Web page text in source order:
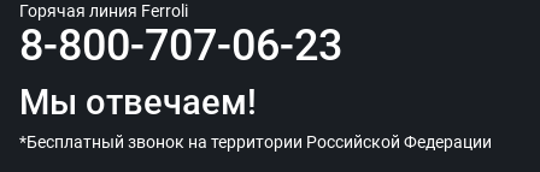
Горячая линия Ferroli
8-800-707-06-23
Мы отвечаем!
*Бесплатный звонок на территории Российской Федерации